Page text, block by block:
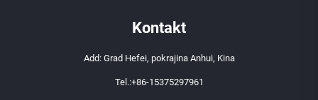
Kontakt
Add: Grad Hefei, pokrajina Anhui, Kina
Tel.:+86-15375297961